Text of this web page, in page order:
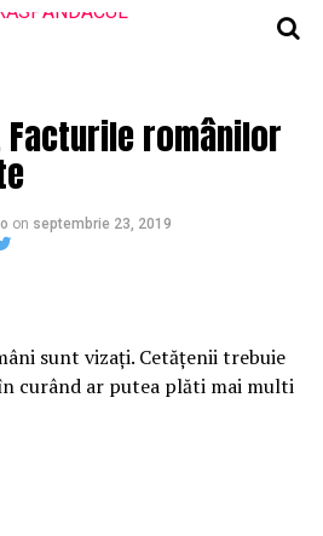
românilor
on septembrie 23, 2019
sunt vizați. Cetățenii trebuie
curând ar putea plăti mai multi